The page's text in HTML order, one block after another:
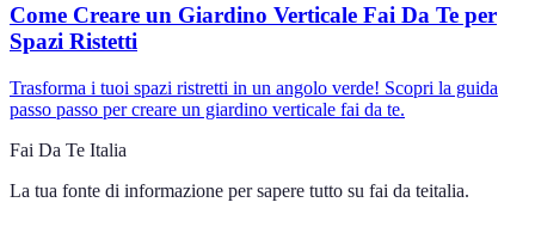
Come Creare un Giardino Verticale Fai Da Te per
Spazi Ristetti
Trasforma i tuoi spazi ristretti in un angolo verde! Scopri la guida
passo passo per creare un giardino verticale fai da te.
Fai Da Te Italia
La tua fonte di informazione per sapere tutto su fai da teitalia.